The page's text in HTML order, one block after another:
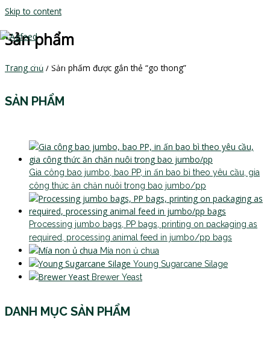
Skip to content
MAIN MENU
Sản phẩm
Trang chủ / Sản phẩm được gắn thẻ “go thong”
SẢN PHẨM
Gia công bao jumbo, bao PP, in ấn bao bì theo yêu cầu, gia
công thức ăn chăn nuôi trong bao jumbo/pp
Processing jumbo bags, PP bags, printing on packaging as
required, processing animal feed in jumbo/pp bags
Mía non ủ chua
Young Sugarcane Silage
Brewer Yeast
DANH MỤC SẢN PHẨM